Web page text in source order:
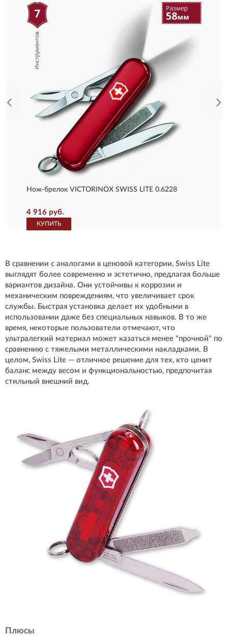
Нож-брелок VICTORINOX SWISS LITE 0.6228
4 916 руб.
КУПИТЬ
В сравнении с аналогами в ценовой категории, Swiss Lite
выглядят более современно и эстетично, предлагая больше
вариантов дизайна. Они устойчивы к коррозии и
механическим повреждениям, что увеличивает срок
службы. Быстрая установка делает их удобными в
использовании даже без специальных навыков. В то же
время, некоторые пользователи отмечают, что
ультралегкий материал может казаться менее "прочной" по
сравнению с тяжелыми металлическими накладками. В
целом, Swiss Lite — отличное решение для тех, кто ценит
баланс между весом и функциональностью, предпочитая
стильный внешний вид.
Плюсы